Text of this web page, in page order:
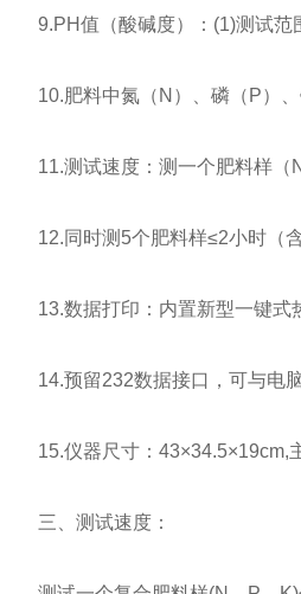
9.PH值（酸碱度）：(1)测试范
10.肥料中氮（N）、磷（P）、
11.测试速度：测一个肥料样（N
12.同时测5个肥料样≤2小时（含
13.数据打印：内置新型一键式
14.预留232数据接口，可与电脑
15.仪器尺寸：43×34.5×19cm,
三、测试速度：